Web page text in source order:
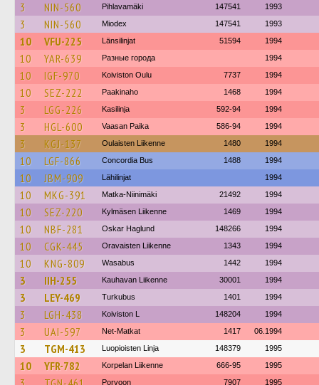
3 NIN-560 Pihlavamäki 147541 1993
3 NIN-560 Miodex 147541 1993
10 VFU-225 Länsilinjat 51594 1994
10 YAR-639 Разные города 1994
10 IGF-970 Koiviston Oulu 7737 1994
10 SEZ-222 Paakinaho 1468 1994
3 LGG-226 Kasilinja 592-94 1994
3 HGL-600 Vaasan Paika 586-94 1994
3 KGJ-137 Oulaisten Liikenne 1480 1994
10 LGF-866 Concordia Bus 1488 1994
10 JBM-909 Lähilinjat 1994
10 MKG-391 Matka-Niinimäki 21492 1994
10 SEZ-220 Kylmäsen Liikenne 1469 1994
10 NBF-281 Oskar Haglund 148266 1994
10 CGK-445 Oravaisten Liikenne 1343 1994
10 KNG-809 Wasabus 1442 1994
3 IIH-255 Kauhavan Liikenne 30001 1994
3 LEY-469 Turkubus 1401 1994
3 LGH-438 Koiviston L 148204 1994
3 UAI-597 Net-Matkat 1417 06.1994
3 TGM-413 Luopioisten Linja 148379 1995
10 YFR-782 Korpelan Liikenne 666-95 1995
Porvoon 7907 1995